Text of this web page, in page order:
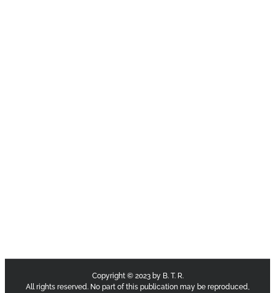
Copyright © 2023 by B. T. R.
All rights reserved. No part of this publication may be reproduced,